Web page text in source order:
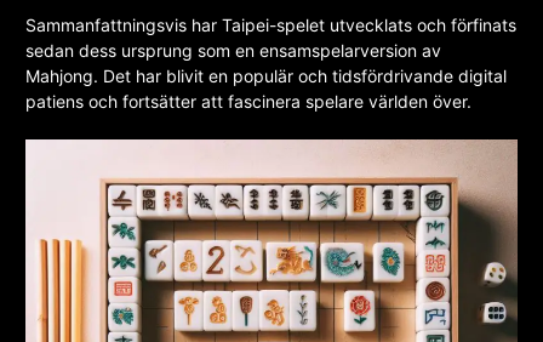
Sammanfattningsvis har Taipei-spelet utvecklats och förfinats
sedan dess ursprung som en ensamspelarversion av
Mahjong. Det har blivit en populär och tidsfördrivande digital
patiens och fortsätter att fascinera spelare världen över.